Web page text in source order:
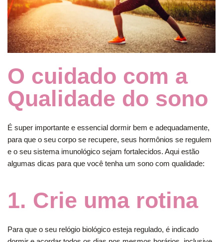
O cuidado com a
Qualidade do sono
É super importante e essencial dormir bem e adequadamente,
para que o seu corpo se recupere, seus hormônios se regulem
e o seu sistema imunológico sejam fortalecidos. Aqui estão
algumas dicas para que você tenha um sono com qualidade:
1. Crie uma rotina
Para que o seu relógio biológico esteja regulado, é indicado